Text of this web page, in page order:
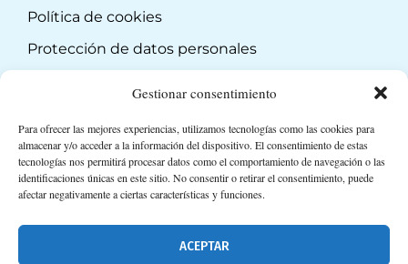
Gestionar consentimiento
Para ofrecer las mejores experiencias, utilizamos tecnologías como las cookies para
almacenar y/o acceder a la información del dispositivo. El consentimiento de estas
tecnologías nos permitirá procesar datos como el comportamiento de navegación o las
identificaciones únicas en este sitio. No consentir o retirar el consentimiento, puede
afectar negativamente a ciertas características y funciones.
ACEPTAR
Política de cookies
Protección de datos personales